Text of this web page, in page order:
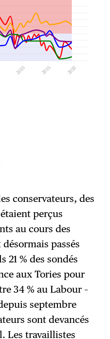
conservateurs, des
perçus
au cours des
passés
21 % des sondés
aux Tories pour
34 % au Labour –
septembre
sont devancés
Les travaillistes